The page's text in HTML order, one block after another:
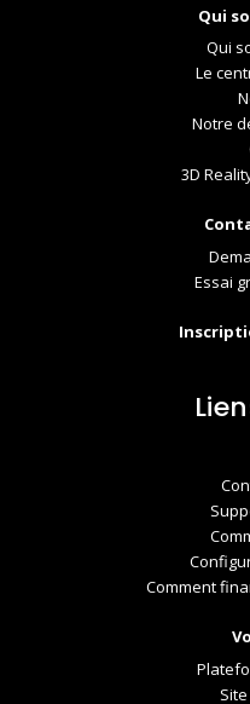
Qui
Qui
Le
Notre
3D
Essai
Comment